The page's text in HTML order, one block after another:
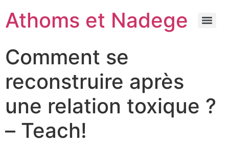
Athoms et Nadege
Comment se
reconstruire après
une relation toxique ?
– Teach!